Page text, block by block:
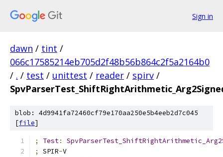
Sign in
dawn / tint /
066c17585214eb705d2f48b56b864c2f5a2164b0
/ . / test / unittest / reader / spirv /
blob: 4d9941fa72460cf79e170aa250e5b4eeb2d7c045
[file]
; Test:
;
SPIR-V